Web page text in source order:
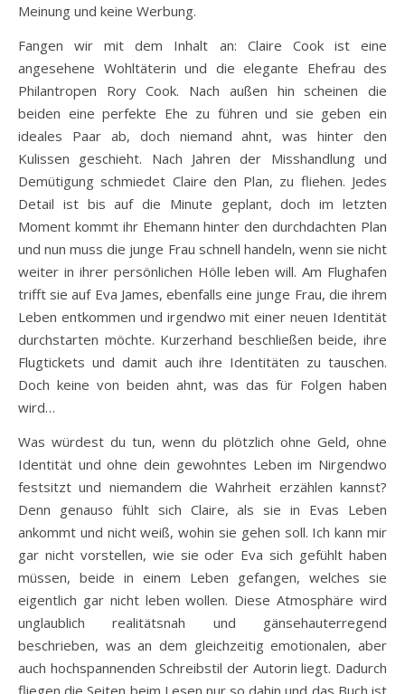
Meinung und keine Werbung.
Fangen wir mit dem Inhalt an: Claire Cook ist eine
angesehene Wohltäterin und die elegante Ehefrau des
Philantropen Rory Cook. Nach außen hin scheinen die
beiden eine perfekte Ehe zu führen und sie geben ein
ideales Paar ab, doch niemand ahnt, was hinter den
Kulissen geschieht. Nach Jahren der Misshandlung und
Demütigung schmiedet Claire den Plan, zu fliehen. Jedes
Detail ist bis auf die Minute geplant, doch im letzten
Moment kommt ihr Ehemann hinter den durchdachten Plan
und nun muss die junge Frau schnell handeln, wenn sie nicht
weiter in ihrer persönlichen Hölle leben will. Am Flughafen
trifft sie auf Eva James, ebenfalls eine junge Frau, die ihrem
Leben entkommen und irgendwo mit einer neuen Identität
durchstarten möchte. Kurzerhand beschließen beide, ihre
Flugtickets und damit auch ihre Identitäten zu tauschen.
Doch keine von beiden ahnt, was das für Folgen haben
wird…
Was würdest du tun, wenn du plötzlich ohne Geld, ohne
Identität und ohne dein gewohntes Leben im Nirgendwo
festsitzt und niemandem die Wahrheit erzählen kannst?
Denn genauso fühlt sich Claire, als sie in Evas Leben
ankommt und nicht weiß, wohin sie gehen soll. Ich kann mir
gar nicht vorstellen, wie sie oder Eva sich gefühlt haben
müssen, beide in einem Leben gefangen, welches sie
eigentlich gar nicht leben wollen. Diese Atmosphäre wird
unglaublich realitätsnah und gänsehauterregend
beschrieben, was an dem gleichzeitig emotionalen, aber
auch hochspannenden Schreibstil der Autorin liegt. Dadurch
fliegen die Seiten beim Lesen nur so dahin und das Buch ist